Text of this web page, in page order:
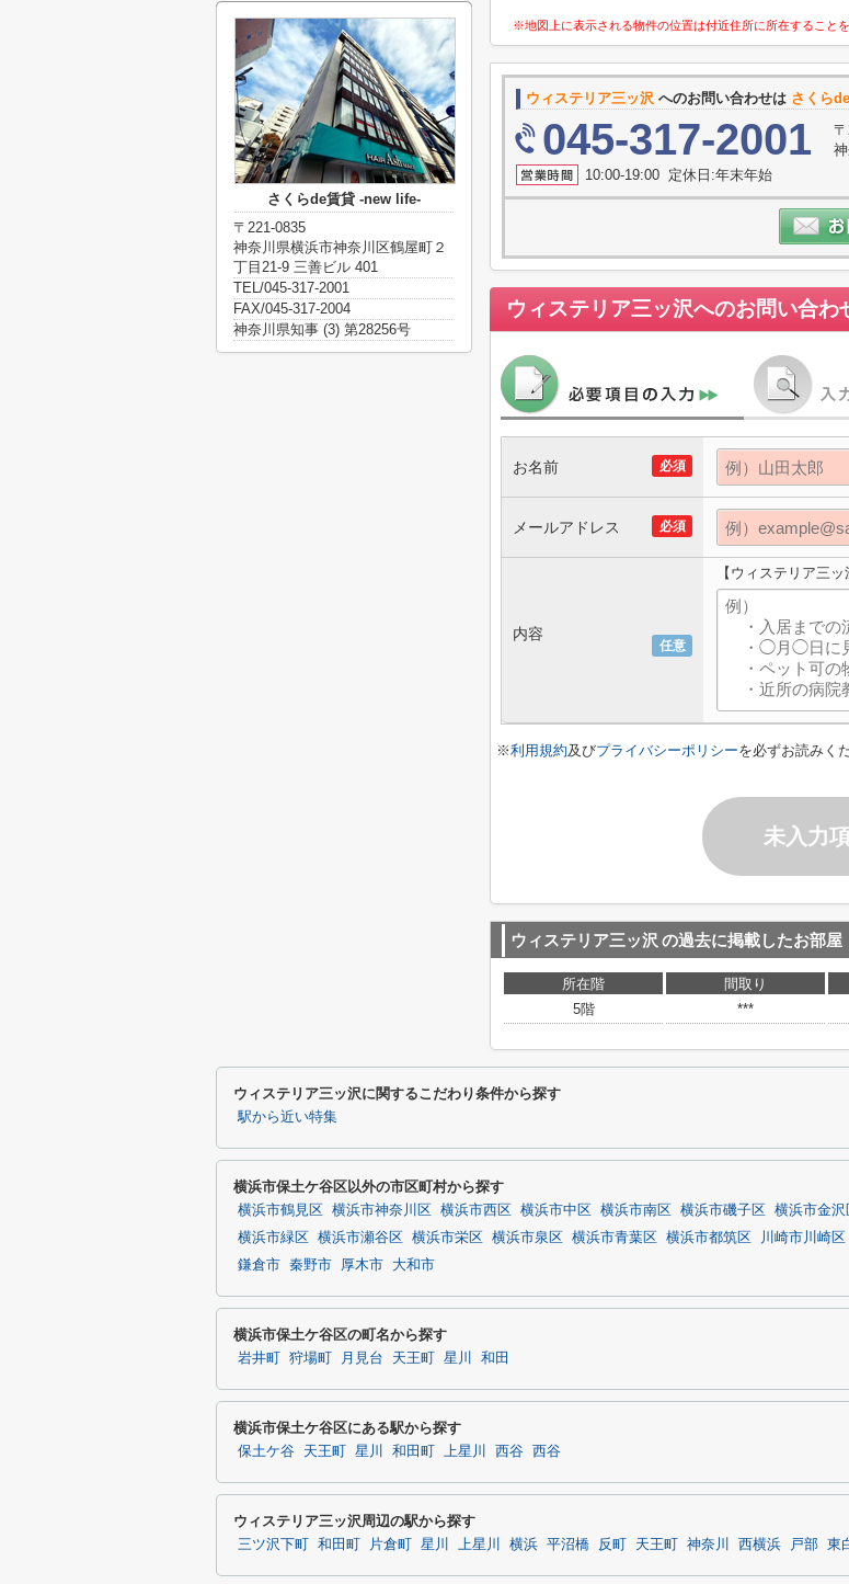
※地図上に表示される物件の位置は付近住所に所在すること
ウィステリア三ッ沢 へのお問い合わせは さくら
045-317-2001
10:00-19:00 定休日:年末年始
ウィステリア三ッ沢へのお問い合わ
必須
お名前
必須
メールアドレス
任意
内容
【ウィステリア三
※利用規約及びプライバシーポリシーを必ずお読みく
未入力
ウィステリア三ッ沢 の過去に掲載したお部屋
所在階 間取り
5階
***
さくらde賃貸 -new life-
〒221-0835
神奈川県横浜市神奈川区鶴屋町２
丁目21-9 三善ビル 401
TEL/045-317-2001
FAX/045-317-2004
神奈川県知事 (3) 第28256号
ウィステリア三ッ沢に関するこだわり条件から探す
駅から近い特集
横浜市保土ケ谷区以外の市区町村から探す
横浜市鶴見区 横浜市神奈川区 横浜市西区 横浜市中区 横浜市南区 横浜市磯子区 横浜市金沢
横浜市緑区
横浜市瀬谷区 横浜市栄区 横浜市泉区 横浜市青葉区 横浜市都筑区 川崎市川崎区
鎌倉市 秦野市 厚木市 大和市
横浜市保土ケ谷区の町名から探す
岩井町 狩場町 月見台 天王町 星川 和田
横浜市保土ケ谷区にある駅から探す
保土ケ谷 天王町 星川 和田町 上星川 西谷 西谷
ウィステリア三ッ沢周辺の駅から探す
三ツ沢下町 和田町 片倉町 星川 上星川 横浜 平沼橋 反町 天王町 神奈川 西横浜 戸部 東